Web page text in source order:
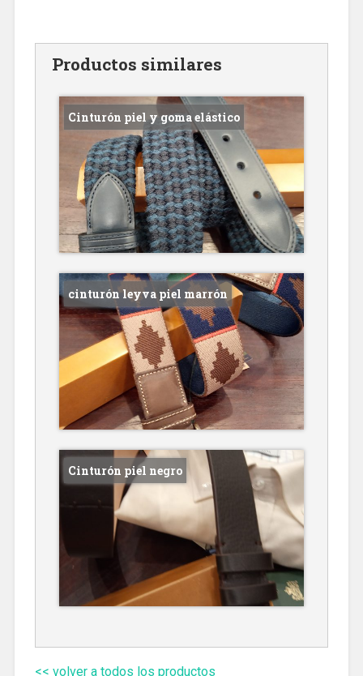
Productos similares
Cinturón piel y goma elástico
cinturón leyva piel marrón
Cinturón piel negro
<< volver a todos los productos